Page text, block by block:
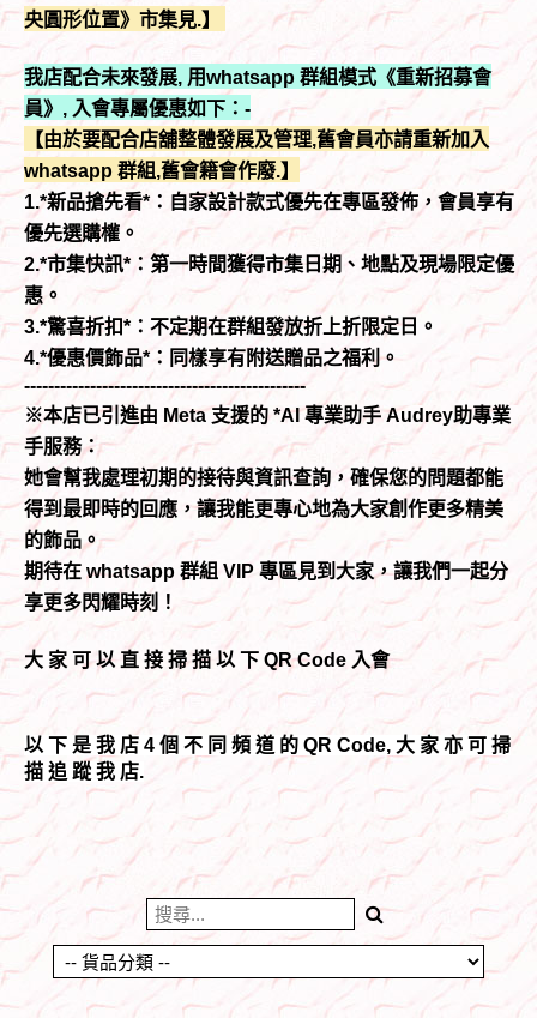
央圓形位置》市集見.】
我店配合未來發展, 用whatsapp 群組模式《重新招募會
員》, 入會專屬優惠如下：-
【由於要配合店舖整體發展及管理,舊會員亦請重新加入
whatsapp 群組,舊會籍會作廢.】
1.*新品搶先看*：自家設計款式優先在專區發佈，會員享有
優先選購權。
2.*市集快訊*：第一時間獲得市集日期、地點及現場限定優
惠。
3.*驚喜折扣*：不定期在群組發放折上折限定日。
4.*優惠價飾品*：同樣享有附送贈品之福利。
-----------------------------------------------
※本店已引進由 Meta 支援的 *AI 專業助手 Audrey助專業
手服務：
她會幫我處理初期的接待與資訊查詢，確保您的問題都能
得到最即時的回應，讓我能更專心地為大家創作更多精美
的飾品。
期待在 whatsapp 群組 VIP 專區見到大家，讓我們一起分
享更多閃耀時刻！
大 家 可 以 直 接 掃 描 以 下 QR Code 入會
以 下 是 我 店 4 個 不 同 頻 道 的 QR Code, 大 家 亦 可 掃
描 追 蹤 我 店.